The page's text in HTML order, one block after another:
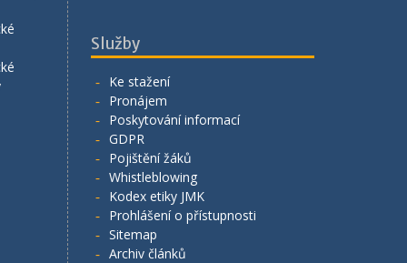
Služby
Ke stažení
Pronájem
Poskytování informací
GDPR
Pojištění žáků
Whistleblowing
Kodex etiky JMK
Prohlášení o přístupnosti
Sitemap
Archiv článků